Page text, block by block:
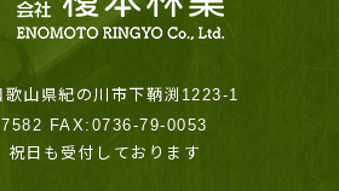
山県紀の川市下鞆渕1223-1
FAX:0736-79-0053
日も受付しております